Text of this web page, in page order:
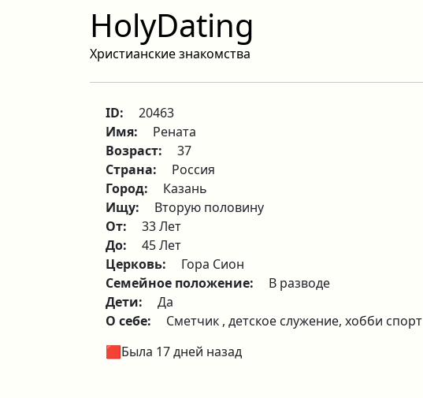
HolyDating
Христианские знакомства
ID:
20463
Имя:
Рената
Возраст:
37
Страна:
Россия
Город:
Казань
Ищу:
Вторую половину
От:
33 Лет
До:
45 Лет
Церковь:
Гора Сион
Семейное положение:
В разводе
Дети:
Да
О себе:
Сметчик , детское служение, хобби спорт
🟥Была 17 дней назад